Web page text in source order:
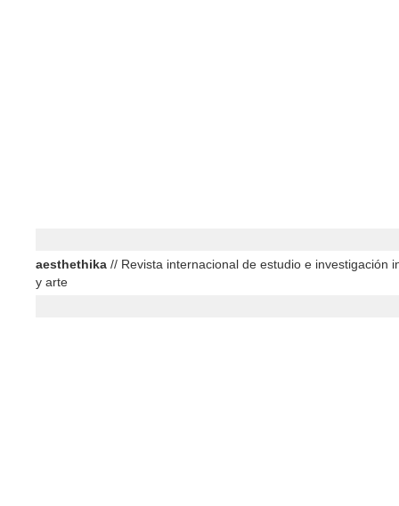
aesthethika // Revista internacional de estudio e investigación
y arte